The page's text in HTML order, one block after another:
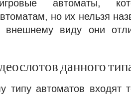
автоматы,
но их нельзя
внешнему виду они
данного
типу автоматов входят